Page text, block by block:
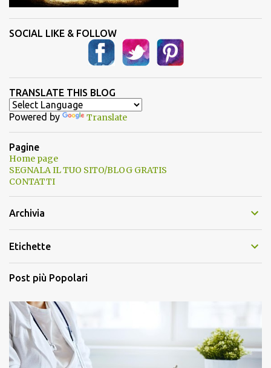
SOCIAL LIKE & FOLLOW
TRANSLATE THIS BLOG
Powered by Translate
Pagine
Home page
SEGNALA IL TUO SITO/BLOG GRATIS
CONTATTI
Archivia
Etichette
Post più Popolari